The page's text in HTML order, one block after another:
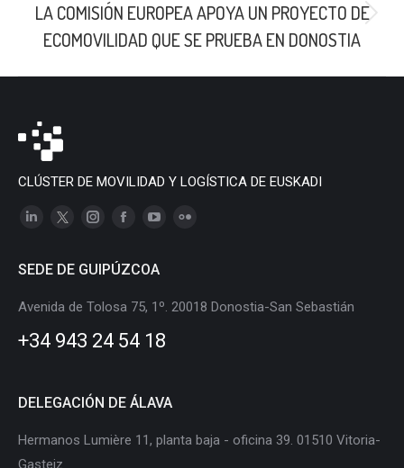
Publicación
siguiente:
LA COMISIÓN EUROPEA APOYA UN PROYECTO DE
ECOMOVILIDAD QUE SE PRUEBA EN DONOSTIA
CLÚSTER DE MOVILIDAD Y LOGÍSTICA DE EUSKADI
Linkedin
opens
window
X
opens
window
Instagram
opens
in
window
opens
in
window
opens
in
window
in
SEDE DE GUIPÚZCOA
Avenida de Tolosa 75, 1º. 20018 Donostia-San Sebastián
+34 943 24 54 18
DELEGACIÓN DE ÁLAVA
Hermanos Lumière 11, planta baja - oficina 39. 01510 Vitoria-
Gasteiz